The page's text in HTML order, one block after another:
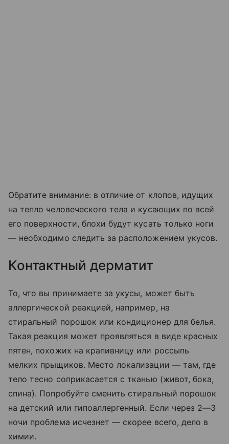
Обратите внимание: в отличие от клопов, идущих
на тепло человеческого тела и кусающих по всей
его поверхности, блохи будут кусать только ноги
— необходимо следить за расположением укусов.
Контактный дерматит
То, что вы принимаете за укусы, может быть
аллергической реакцией, например, на
стиральный порошок или кондиционер для белья.
Такая реакция может проявляться в виде красных
пятен, похожих на крапивницу или россыпь
мелких прыщиков. Место локализации — там, где
тело тесно соприкасается с тканью (живот, бока,
спина). Попробуйте сменить стиральный порошок
на детский или гипоаллергенный. Если через 2—3
ночи проблема исчезнет — скорее всего, дело в
химии.